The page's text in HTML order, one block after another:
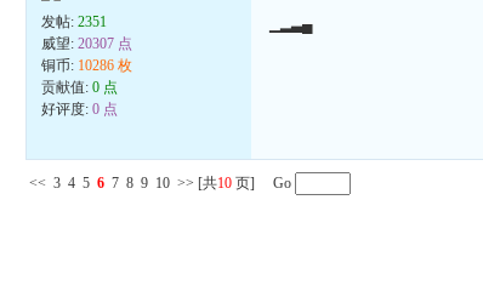
发帖:2351
威望:20307 点
铜币: 10286 枚
贡献值:0 点
好评度:0 点
▁▂▃▄
<< 3 4 5 6 7 8 9 10 >> [共10 页] Go